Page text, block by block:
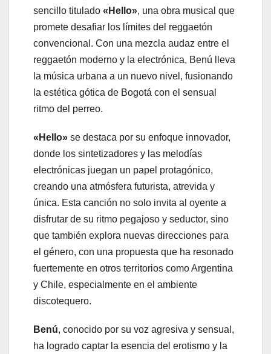
sencillo titulado «Hello», una obra musical que
promete desafiar los límites del reggaetón
convencional. Con una mezcla audaz entre el
reggaetón moderno y la electrónica, Benú lleva
la música urbana a un nuevo nivel, fusionando
la estética gótica de Bogotá con el sensual
ritmo del perreo.
«Hello» se destaca por su enfoque innovador,
donde los sintetizadores y las melodías
electrónicas juegan un papel protagónico,
creando una atmósfera futurista, atrevida y
única. Esta canción no solo invita al oyente a
disfrutar de su ritmo pegajoso y seductor, sino
que también explora nuevas direcciones para
el género, con una propuesta que ha resonado
fuertemente en otros territorios como Argentina
y Chile, especialmente en el ambiente
discotequero.
Benú, conocido por su voz agresiva y sensual,
ha logrado captar la esencia del erotismo y la